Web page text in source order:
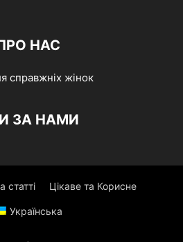
НАС
справжніх жінок
ЗА НАМИ
статті Цікаве та Корисне
Українська